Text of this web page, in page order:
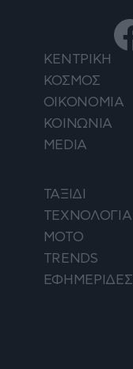
ΚΕΝΤΡΙΚΗ
ΚΟΣΜΟΣ
ΟΙΚΟΝΟΜΙΑ
ΚΟΙΝΩΝΙΑ
MEDIA
ΤΑΞΙΔΙ
ΤΕΧΝΟΛΟΓΙΑ
ΜΟΤΟ
TRENDS
ΕΦΗΜΕΡΙΔΕΣ